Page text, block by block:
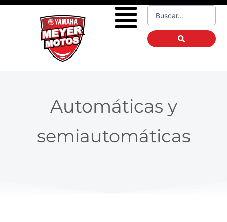
Ir
contenido
Flyout
Menu
Search
Automáticas y
semiautomáticas